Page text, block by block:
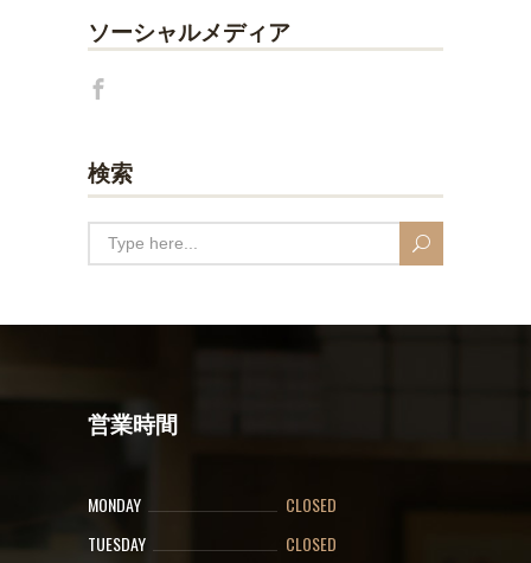
ソーシャルメディア
検索
営業時間
MONDAY
CLOSED
TUESDAY
CLOSED